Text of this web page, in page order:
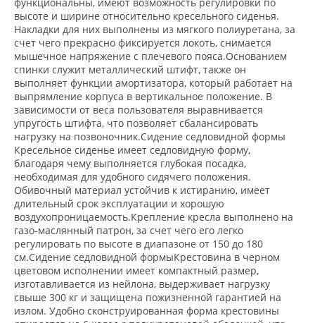
высоте и ширине относительно кресельного сиденья.
Накладки для них выполнены из мягкого полиуретана, за
счет чего прекрасно фиксируется локоть, снимается
мышечное напряжение с плечевого пояса.Основанием
спинки служит металлический штифт, также он
выполняет функции амортизатора, который работает на
выпрямление корпуса в вертикальное положение. В
зависимости от веса пользователя выравнивается
упругость штифта, что позволяет сбалансировать
нагрузку на позвоночник.Сидение седловидной формы
Кресельное сиденье имеет седловидную форму,
благодаря чему выполняется глубокая посадка,
необходимая для удобного сидячего положения.
Обивочный материал устойчив к истиранию, имеет
длительный срок эксплуатации и хорошую
воздухопроницаемость.Крепление кресла выполнено на
газо-маслянный патрон, за счет чего его легко
регулировать по высоте в диапазоне от 150 до 180
см.Сидение седловидной формыКрестовина в черном
цветовом исполнении имеет компактный размер,
изготавливается из нейлона, выдерживает нагрузку
свыше 300 кг и защищена пожизненной гарантией на
излом. Удобно сконструированная форма крестовины